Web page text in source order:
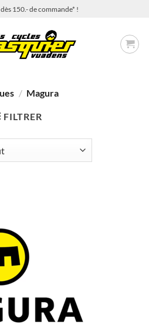
dès 150.- de commande* !
/ Magura
FILTRER